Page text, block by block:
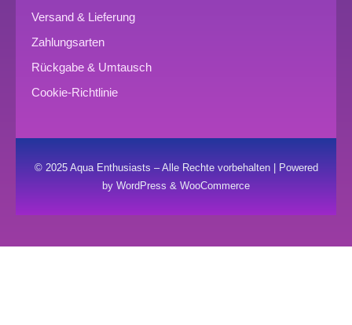
Versand & Lieferung
Zahlungsarten
Rückgabe & Umtausch
Cookie-Richtlinie
© 2025 Aqua Enthusiasts – Alle Rechte vorbehalten | Powered
by WordPress & WooCommerce